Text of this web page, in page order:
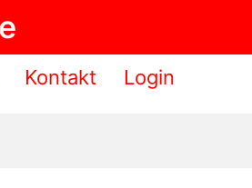
Kontakt Login